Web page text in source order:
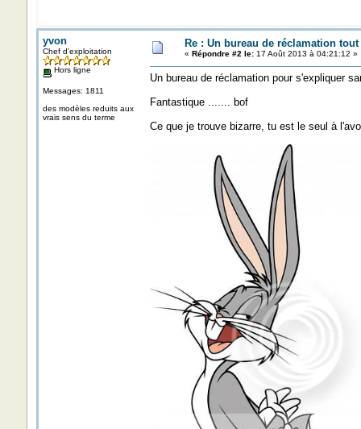
yvon
Chef d'exploitation
Hors ligne
Messages: 1811
des modèles reduits aux
vrais sens du terme
Re : Un bureau de réclamation
« Répondre #2 le:17 Août 2013 à 04:21:12 »
Un bureau de réclamation pour s'expliquer
Fantastique ....... bof
Ce que je trouve bizarre, tu est le seul à